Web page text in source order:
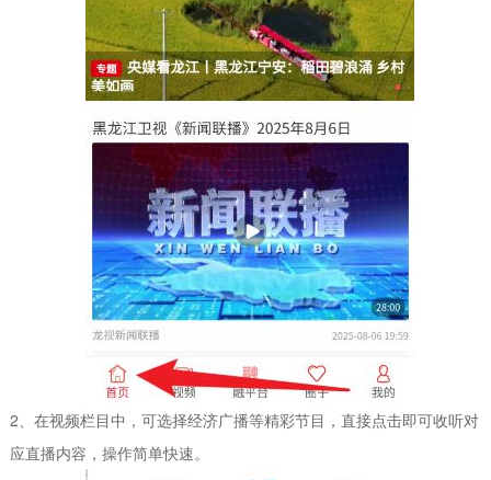
2、在视频栏目中，可选择经济广播等精彩节目，直接点击即可收听对
应直播内容，操作简单快速。